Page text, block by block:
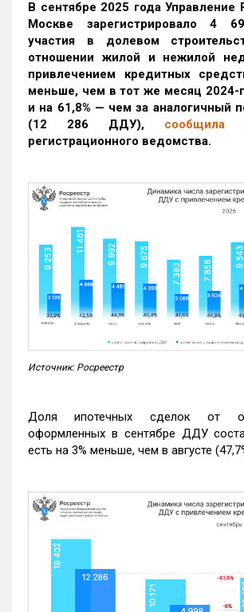
В сентябре 2025 года Управление
Москве зарегистрировало 4
участия в долевом
отношении жилой и нежилой
привлечением кредитных
меньше, чем в тот же месяц
и на 61,8% — чем за аналогичный
(12 286 ДДУ), сообщила
регистрационного ведомства.
Источник: Росреестр
Доля ипотечных сделок от
оформленных в сентябре ДДУ
есть на 3% меньше, чем в августе